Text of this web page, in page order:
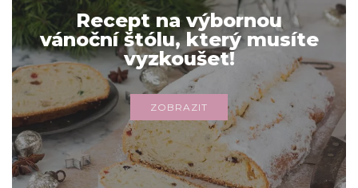
Recept na výbornou
vánoční štólu, který musíte
vyzkoušet!
ZOBRAZIT